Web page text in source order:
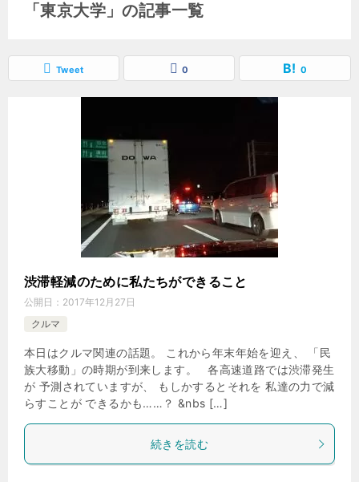
「東京大学」の記事一覧
Tweet 0 0
渋滞軽減のために私たちができること
公開日： 2017年12月27日
クルマ
本日はクルマ関連の話題。 これから年末年始を迎え、 「民
族大移動」の時期が到来します。 各高速道路では渋滞発生
が 予測されていますが、 もしかするとそれを 私達の力で減
らすことが できるかも……？ &nbs […]
続きを読む